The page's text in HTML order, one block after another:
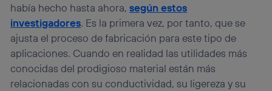
había hecho hasta ahora,según estos
investigadores. Es la primera vez, por tanto, que se
ajusta el proceso de fabricación para este tipo de
aplicaciones. Cuando en realidad las utilidades más
conocidas del prodigioso material están más
relacionadas con su conductividad, su ligereza y su